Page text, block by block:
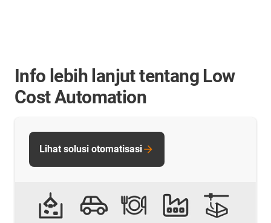
Info lebih lanjut tentang Low
Cost Automation
Lihat solusi otomatisasi